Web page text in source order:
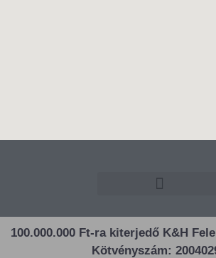
100.000.000 Ft-ra kiterjedő K&H
Kötvényszám: